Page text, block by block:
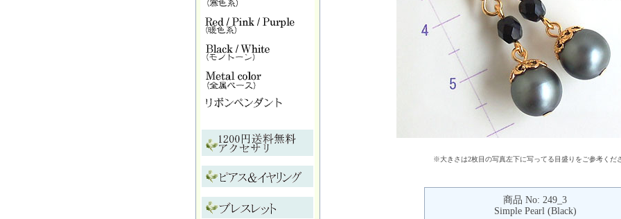
※大きさは2枚目の写真左下に写ってる目盛りをご参考くだ
商品 No: 249_3
Simple Pearl (Black)